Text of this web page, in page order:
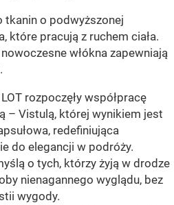
tkanin o podwyższonej
które pracują z ruchem ciała.
włókna zapewniają
rozpoczęły współpracę
– Vistulą, której wynikiem jest
redefiniująca
do elegancji w podróży.
o tych, którzy żyją w drodze
nienagannego wyglądu, bez
wygody.